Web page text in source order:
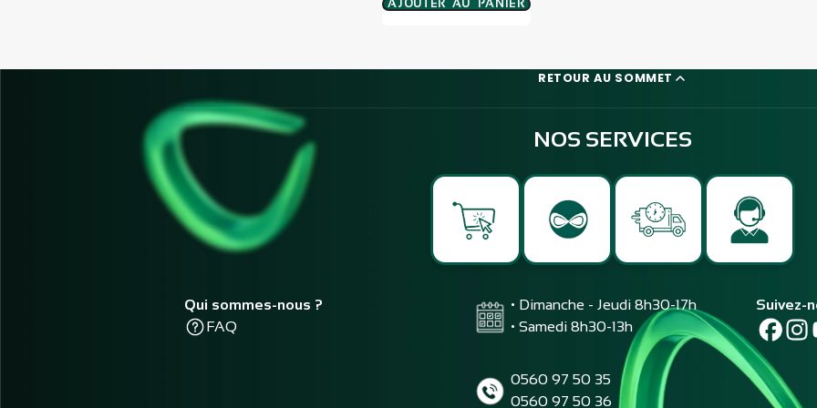
AJOUTER AU PANIER
RETOUR AU SOMMET
NOS SERVICES
Qui sommes-nous ?
FAQ
• Dimanche - Jeudi 8h30-17h
• Samedi 8h30-13h
0560 97 50 35
0560 97 50 36
Suivez-